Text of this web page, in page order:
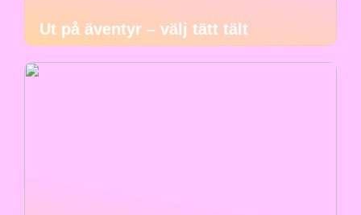
Ut på äventyr – välj tätt tält